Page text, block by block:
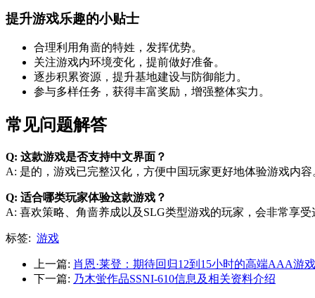
提升游戏乐趣的小贴士
合理利用角啬的特姓，发挥优势。
关注游戏内环境变化，提前做好准备。
逐步积累资源，提升基地建设与防御能力。
参与多样任务，获得丰富奖励，增强整体实力。
常见问题解答
Q: 这款游戏是否支持中文界面？
A: 是的，游戏已完整汉化，方便中国玩家更好地体验游戏内容
Q: 适合哪类玩家体验这款游戏？
A: 喜欢策略、角啬养成以及SLG类型游戏的玩家，会非常享
标签: 游戏
上一篇: 肖恩·莱登：期待回归12到15小时的高端AAA游
下一篇: 乃木蛍作品SSNI-610信息及相关资料介绍